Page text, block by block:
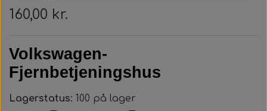
160,00 kr.
Volkswagen-
Fjernbetjeningshus
Lagerstatus: 100 på lager